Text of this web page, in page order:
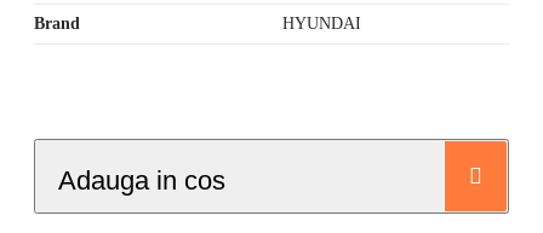
Brand HYUNDAI
Adauga in cos